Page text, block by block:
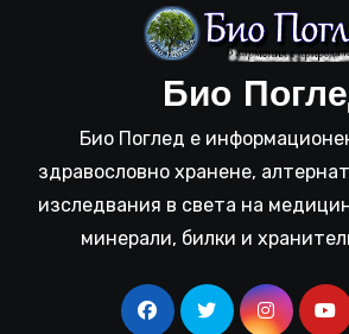
Био
Био Поглед е
здравословно хранене,
изследвания в света на
минерали, билки и